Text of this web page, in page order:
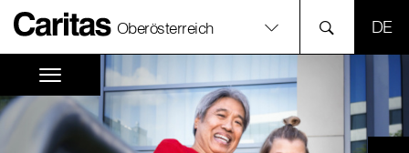
Oberösterreich